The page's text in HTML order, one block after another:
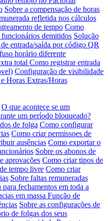
Sobre a compensação de horas
refletida nos cálculos
de tempo Como
demitidos Solução
entrada/saída por código QR
horário diferente
total Como registrar entrada
Configuração de visibilidade
Horas Extras/Horas
O que acontece se um
um período bloqueado?
de folga Como configurar
Como criar permissoes de
ausências Como exportar o
Sobre os abonos de
aprovações Como criar tipos de
tempo livre Como criar
Sobre faltas remuneradas
fechamentos em toda a
em massa Função de
Sobre as configurações de
de folgas dos seus